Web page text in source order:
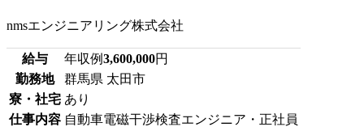
nmsエンジニアリング株式会社
給与 年収例3,600,000円
勤務地
群馬県 太田市
寮・社宅 あり
仕事内容 自動車電磁干渉検査エンジニア・正社員